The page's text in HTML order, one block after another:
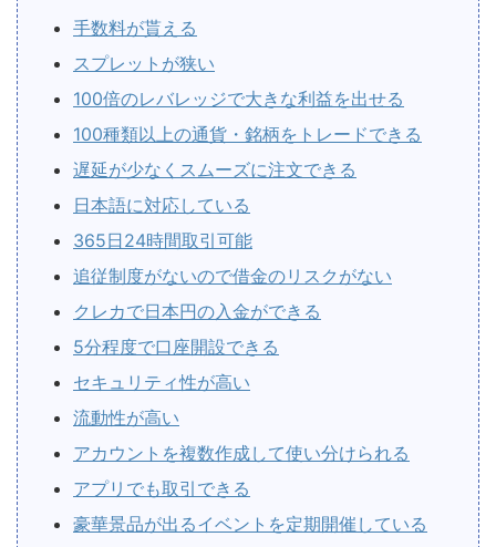
手数料が貰える
スプレットが狭い
100倍のレバレッジで大きな利益を出せる
100種類以上の通貨・銘柄をトレードできる
遅延が少なくスムーズに注文できる
日本語に対応している
365日24時間取引可能
追従制度がないので借金のリスクがない
クレカで日本円の入金ができる
5分程度で口座開設できる
セキュリティ性が高い
流動性が高い
アカウントを複数作成して使い分けられる
アプリでも取引できる
豪華景品が出るイベントを定期開催している